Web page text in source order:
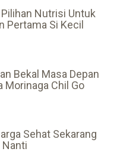
Nutrisi Untuk
Pertama Si Kecil
Bekal Masa Depan
Morinaga Chil Go
Sehat Sekarang
Nanti